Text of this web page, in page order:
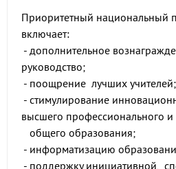
Приоритетный национальный
включает:
- дополнительное
руководство;
- поощрение лучших учителей;
- стимулирование
высшего профессионального и
общего образования;
- информатизацию
- поддержку инициативной,